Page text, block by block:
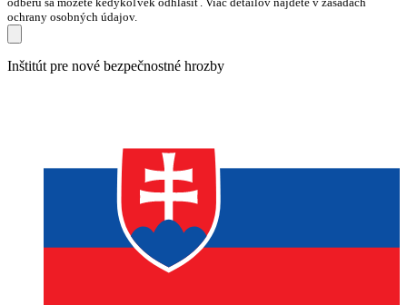
ochrany osobných údajov.
na
Inštitút pre nové bezpečnostné hrozby